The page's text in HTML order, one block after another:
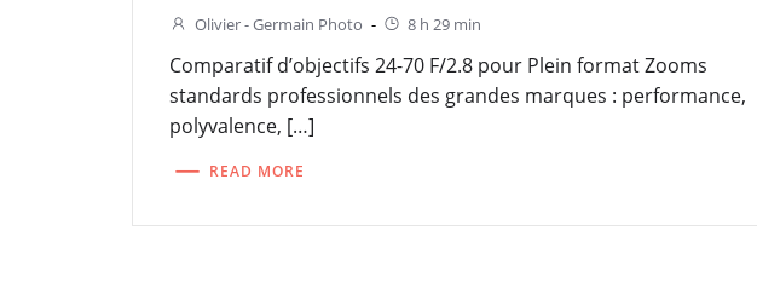
Olivier - Germain Photo - 8 h 29 min
Comparatif d’objectifs 24-70 F/2.8 pour Plein format Zooms
standards professionnels des grandes marques : performance,
polyvalence, […]
READ MORE